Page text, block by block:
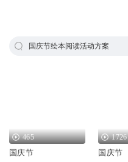
国庆节绘本阅读活动方案
465
国庆节
1726
国庆节